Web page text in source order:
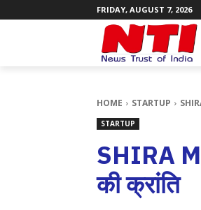
FRIDAY, AUGUST 7, 2026
HOME STARTUP
STARTUP
SHIRA
की क्रांति